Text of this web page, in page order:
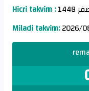
Hicri takvim :
Miladi takvim:2026/